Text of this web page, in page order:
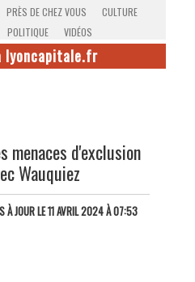
PRÈS DE CHEZ VOUS
CULTURE
POLITIQUE VIDÉOS
lyoncapitale.fr
menaces d'exclusion
Wauquiez
À JOUR LE 11 AVRIL 2024 À 07:53